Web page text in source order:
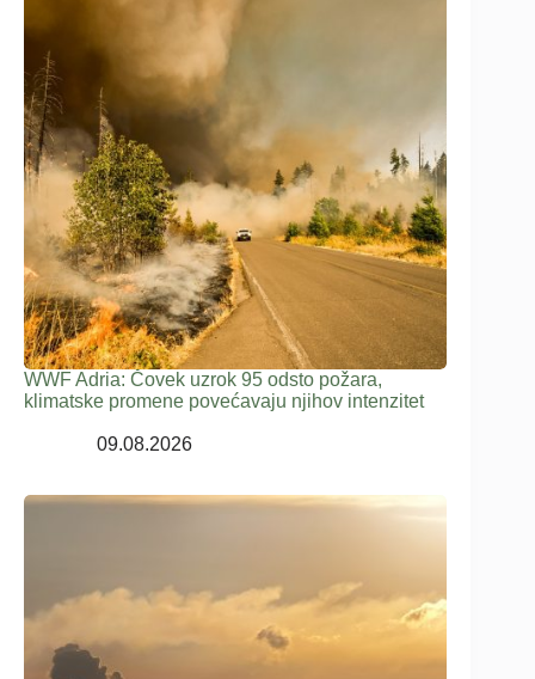
WWF Adria: Čovek uzrok 95 odsto požara,
klimatske promene povećavaju njihov intenzitet
09.08.2026